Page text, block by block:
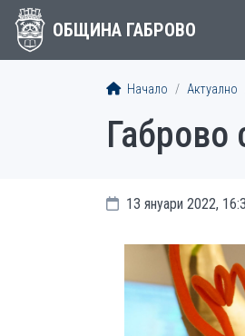
ОБЩИНА ГАБРОВО
Начало Актуално
Габрово
13 януари 2022,